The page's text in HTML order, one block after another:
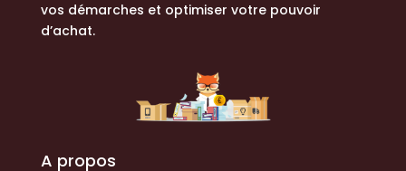
vos démarches et optimiser votre pouvoir
d’achat.
A propos